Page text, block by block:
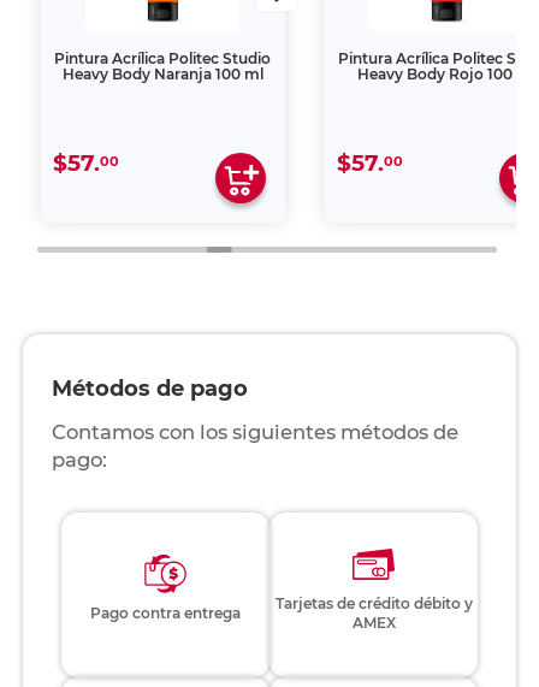
Pintura Acrílica Politec Studio
Heavy Body Naranja 100 ml
$57.00
Pintura Acrílica Politec
Heavy Body Rojo 100 ml
$57.00
Métodos de pago
Contamos con los siguientes métodos de
pago:
Pago contra entrega
Tarjetas de crédito débito y
AMEX